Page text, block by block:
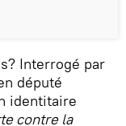
Interrogé par
député
identitaire
contre la